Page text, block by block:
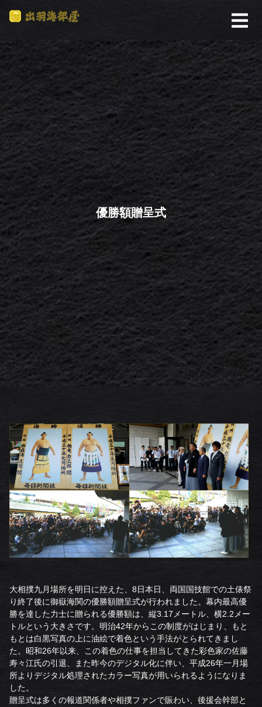
優勝額贈呈式
大相撲九月場所を明日に控えた、8日本日、両国国技館での土俵祭
り終了後に御嶽海関の優勝額贈呈式が行われました。幕内最高優
勝を達した力士に贈られる優勝額は、縦3.17メートル、横2.2メー
トルという大きさです。明治42年からこの制度がはじまり、もと
もとは白黒写真の上に油絵で着色という手法がとられてきまし
た。昭和26年以来、この着色の仕事を担当してきた彩色家の佐藤
寿々江氏の引退、また昨今のデジタル化に伴い、平成26年一月場
所よりデジタル処理されたカラー写真が用いられるようになりま
した。
贈呈式は多くの報道関係者や相撲ファンで賑わい、後援会幹部と